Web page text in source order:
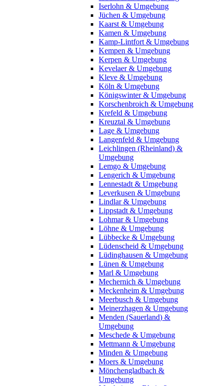
Iserlohn & Umgebung
Jüchen & Umgebung
Kaarst & Umgebung
Kamen & Umgebung
Kamp-Lintfort & Umgebung
Kempen & Umgebung
Kerpen & Umgebung
Kevelaer & Umgebung
Kleve & Umgebung
Köln & Umgebung
Königswinter & Umgebung
Korschenbroich & Umgebung
Krefeld & Umgebung
Kreuztal & Umgebung
Lage & Umgebung
Langenfeld & Umgebung
Leichlingen (Rheinland) &
Umgebung
Lemgo & Umgebung
Lengerich & Umgebung
Lennestadt & Umgebung
Leverkusen & Umgebung
Lindlar & Umgebung
Lippstadt & Umgebung
Lohmar & Umgebung
Löhne & Umgebung
Lübbecke & Umgebung
Lüdenscheid & Umgebung
Lüdinghausen & Umgebung
Lünen & Umgebung
Marl & Umgebung
Mechernich & Umgebung
Meckenheim & Umgebung
Meerbusch & Umgebung
Meinerzhagen & Umgebung
Menden (Sauerland) &
Umgebung
Meschede & Umgebung
Mettmann & Umgebung
Minden & Umgebung
Moers & Umgebung
Mönchengladbach &
Umgebung